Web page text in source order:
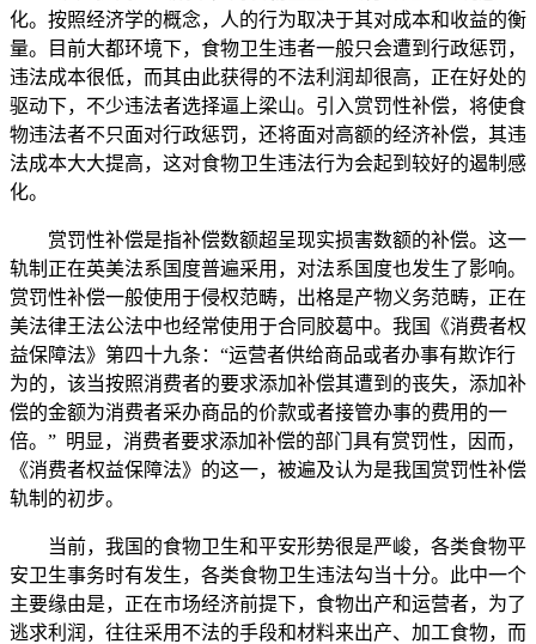
化。按照经济学的概念，人的行为取决于其对成本和收益的衡
量。目前大都环境下，食物卫生违者一般只会遭到行政惩罚，
违法成本很低，而其由此获得的不法利润却很高，正在好处的
驱动下，不少违法者选择逼上梁山。引入赏罚性补偿，将使食
物违法者不只面对行政惩罚，还将面对高额的经济补偿，其违
法成本大大提高，这对食物卫生违法行为会起到较好的遏制感
化。
赏罚性补偿是指补偿数额超呈现实损害数额的补偿。这一
轨制正在英美法系国度普遍采用，对法系国度也发生了影响。
赏罚性补偿一般使用于侵权范畴，出格是产物义务范畴，正在
美法律王法公法中也经常使用于合同胶葛中。我国《消费者权
益保障法》第四十九条：“运营者供给商品或者办事有欺诈行
为的，该当按照消费者的要求添加补偿其遭到的丧失，添加补
偿的金额为消费者采办商品的价款或者接管办事的费用的一
倍。” 明显，消费者要求添加补偿的部门具有赏罚性，因而，
《消费者权益保障法》的这一，被遍及认为是我国赏罚性补偿
轨制的初步。
当前，我国的食物卫生和平安形势很是严峻，各类食物平
安卫生事务时有发生，各类食物卫生违法勾当十分。此中一个
主要缘由是，正在市场经济前提下，食物出产和运营者，为了
逃求利润，往往采用不法的手段和材料来出产、加工食物，而